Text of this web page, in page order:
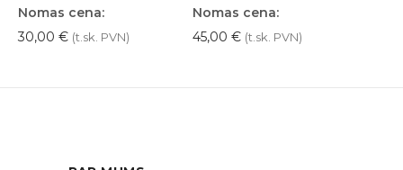
Nomas cena:
30,00 € (t.sk. PVN)
Nomas cena:
45,00 € (t.sk. PVN)